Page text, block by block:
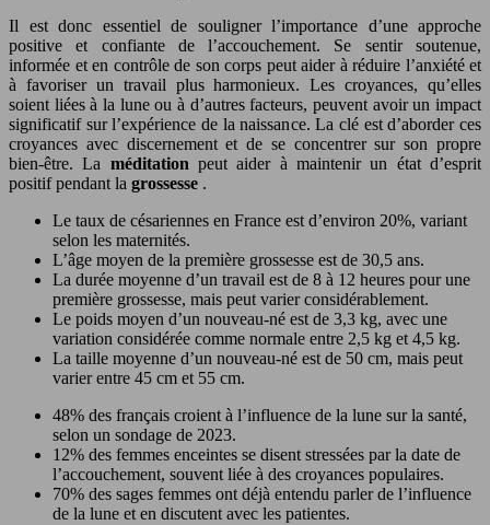
Il est donc essentiel de souligner l’importance d’une approche
positive et confiante de l’accouchement. Se sentir soutenue,
informée et en contrôle de son corps peut aider à réduire l’anxiété et
à favoriser un travail plus harmonieux. Les croyances, qu’elles
soient liées à la lune ou à d’autres facteurs, peuvent avoir un impact
significatif sur l’expérience de la naissance. La clé est d’aborder ces
croyances avec discernement et de se concentrer sur son propre
bien-être. La méditationpeut aider à maintenir un état d’esprit
positif pendant la grossesse .
Le taux de césariennes en France est d’environ 20%, variant
selon les maternités.
L’âge moyen de la première grossesse est de 30,5 ans.
La durée moyenne d’un travail est de 8 à 12 heures pour une
première grossesse, mais peut varier considérablement.
Le poids moyen d’un nouveau-né est de 3,3 kg, avec une
variation considérée comme normale entre 2,5 kg et 4,5 kg.
La taille moyenne d’un nouveau-né est de 50 cm, mais peut
varier entre 45 cm et 55 cm.
48% des français croient à l’influence de la lune sur la santé,
selon un sondage de 2023.
12% des femmes enceintes se disent stressées par la date de
l’accouchement, souvent liée à des croyances populaires.
70% des sages femmes ont déjà entendu parler de l’influence
de la lune et en discutent avec les patientes.